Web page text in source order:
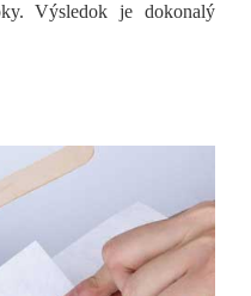
Výsledok je dokonalý